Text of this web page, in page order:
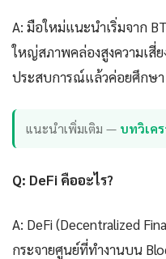
A: มือใหม่แนะนำเริ่มจาก
ใหญ่สภาพคล่องสูงความเสี่ย
ประสบการณ์แล้วค่อยศึกษ
แนะนำเพิ่มเติม — บทวิเค
Q: DeFi คืออะไร?
A: DeFi (Decentralized
กระจายศูนย์ที่ทำงานบน